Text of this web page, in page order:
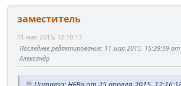
заместитель
11 мая 2015, 12:10:13
Последнее редактирование: 11 мая 2015, 15:29:59 от
Александр